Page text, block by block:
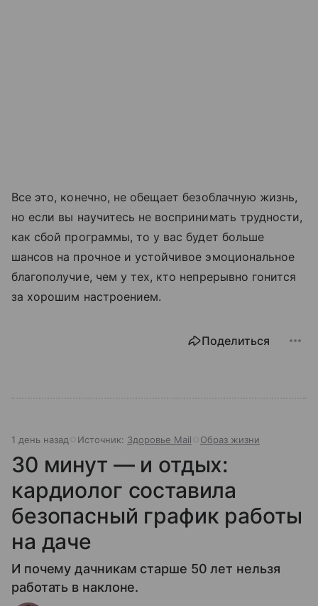
Все это, конечно, не обещает безоблачную жизнь,
но если вы научитесь не воспринимать трудности,
как сбой программы, то у вас будет больше
шансов на прочное и устойчивое эмоциональное
благополучие, чем у тех, кто непрерывно гонится
за хорошим настроением.
Поделиться
1 день назад Источник: Здоровье Mail Образ жизни
30 минут — и отдых:
кардиолог составила
безопасный график работы
на даче
И почему дачникам старше 50 лет нельзя
работать в наклоне.